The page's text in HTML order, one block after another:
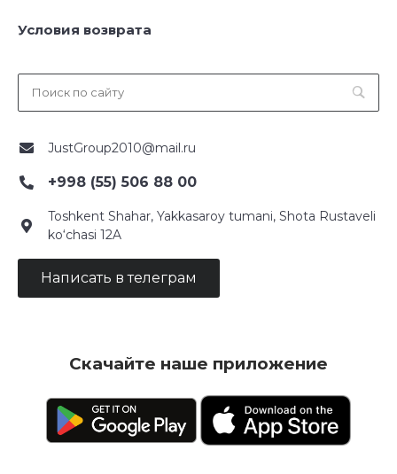
Условия возврата
JustGroup2010@mail.ru
+998 (55) 506 88 00
Toshkent Shahar, Yakkasaroy tumani, Shota Rustaveli
ko‘chasi 12A
Написать в телеграм
Скачайте наше приложение